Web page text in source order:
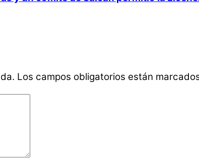
Los campos obligatorios están